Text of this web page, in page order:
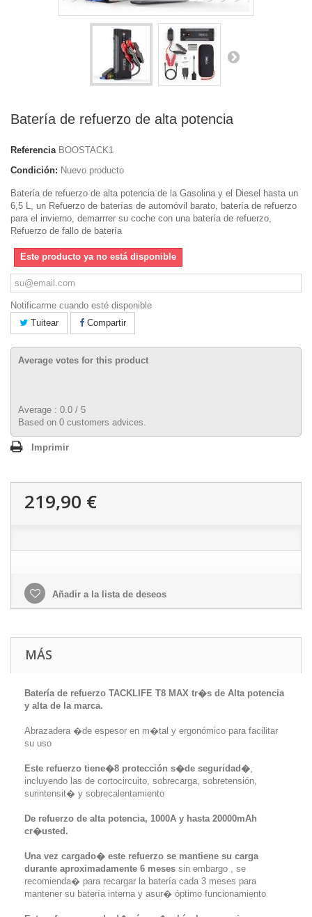
Batería de refuerzo de alta potencia
Referencia BOOSTACK1
Condición: Nuevo producto
Batería de refuerzo de alta potencia de la Gasolina y el Diesel hasta un
6,5 L, un Refuerzo de baterías de automóvil barato, batería de refuerzo
para el invierno, demarrrer su coche con una batería de refuerzo,
Refuerzo de fallo de batería
Este producto ya no está disponible
Notificarme cuando esté disponible
Tuitear
Compartir
Average votes for this product
Average : 0.0 / 5
Based on 0 customers advices.
Imprimir
219,90 €
Añadir a la lista de deseos
MÁS
Batería de refuerzo TACKLIFE T8 MAX tr�s de Alta potencia
y alta de la marca.
Abrazadera �de espesor en m�tal y ergonómico para facilitar
su uso
Este refuerzo tiene�8 protección s�de seguridad�,
incluyendo las de cortocircuito, sobrecarga, sobretensión,
surintensit� y sobrecalentamiento
De refuerzo de alta potencia, 1000A y hasta 20000mAh
cr�usted.
Una vez cargado� este refuerzo se mantiene su carga
durante aproximadamente 6 meses sin embargo , se
recomienda� para recargar la batería cada 3 meses para
mantener su batería interna y asur� óptimo funcionamiento